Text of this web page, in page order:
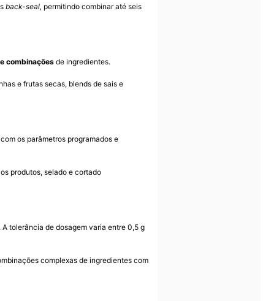
back-seal, permitindo combinar até seis
combinaçõesde ingredientes.
e frutas secas, blends de sais e
os parâmetros programados e
produtos, selado e cortado
tolerância de dosagem varia entre 0,5 g
complexas de ingredientes com